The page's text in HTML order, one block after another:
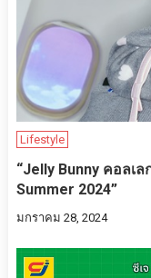
Lifestyle
“Jelly Bunny คอลเ
Summer 2024”
มกราคม 28, 2024